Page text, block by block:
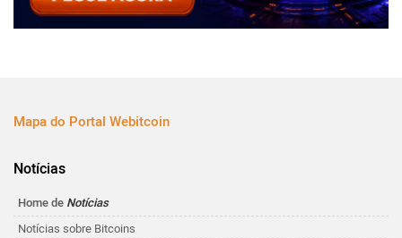
Mapa do Portal Webitcoin
Notícias
Home de Notícias
Notícias sobre Bitcoins